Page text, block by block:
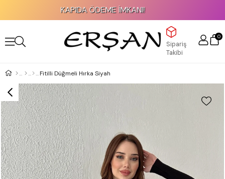
KAPIDA ÖDEME İMKANI!
Sipariş
Takibi
0
Fitilli Düğmeli Hırka Siyah